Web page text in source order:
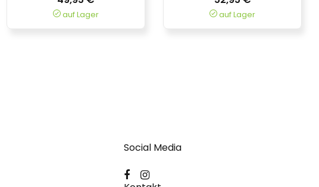
auf Lager auf Lager
Social Media